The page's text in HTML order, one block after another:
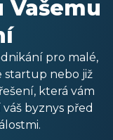
pro malé,
startup nebo již
která vám
byznys před